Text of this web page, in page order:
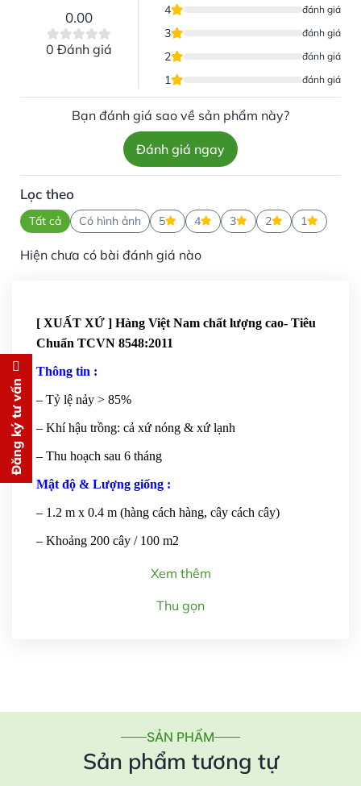
0.00
0 Đánh giá
4 đánh giá
3 đánh giá
2 đánh giá
1 đánh giá
Bạn đánh giá sao về sản phẩm này?
Đánh giá ngay
Lọc theo
Tất cả Có hình ảnh 5 4 3 2 1
Hiện chưa có bài đánh giá nào
[ XUẤT XỨ ] Hàng Việt Nam chất lượng cao- Tiêu
Chuẩn TCVN 8548:2011
Thông tin :
– Tỷ lệ nảy > 85%
– Khí hậu trồng: cả xứ nóng & xứ lạnh
– Thu hoạch sau 6 tháng
Mật độ & Lượng giống :
– 1.2 m x 0.4 m (hàng cách hàng, cây cách cây)
– Khoảng 200 cây / 100 m2
Xem thêm
Thu gọn
SẢN PHẨM
Sản phẩm tương tự
Đăng ký tư vấn Đăng ký tư vấn
Chúng tôi sẽ gọi lại tư vấn
MIỄN
cho bạn ngay lập tức